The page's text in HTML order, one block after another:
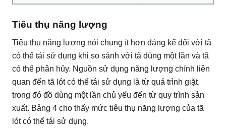
Tiêu thụ năng lượng
Tiêu thụ năng lượng nói chung ít hơn đáng kể đối với tã
có thể tái sử dụng khi so sánh với tã dùng một lần và tã
có thể phân hủy. Nguồn sử dụng năng lượng chính liên
quan đến tã lót có thể tái sử dụng là từ quá trình giặt,
trong đó đồ dùng một lần chủ yếu đến từ quy trình sản
xuất. Bảng 4 cho thấy mức tiêu thụ năng lượng của tã
lót có thể tái sử dụng.